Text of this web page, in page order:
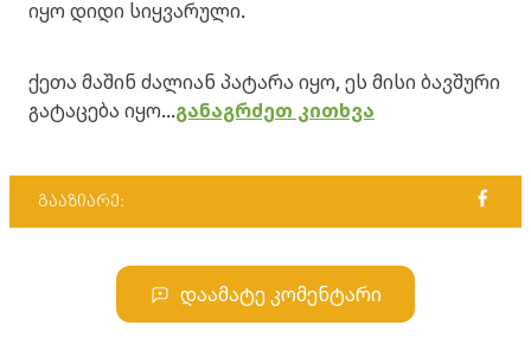
იყო დიდი სიყ­ვა­რუ­ლი.
ქეთა მა­შინ ძა­ლი­ან პა­ტა­რა იყო, ეს მისი ბავ­შუ­რი
გა­ტა­ცე­ბა იყო...განაგრძეთ კითხვა
გააზიარე:
დაამატე კომენტარი